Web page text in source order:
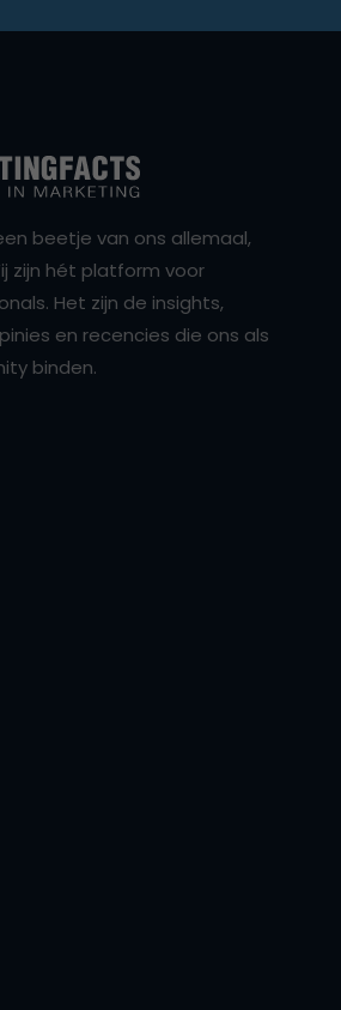
beetje van ons allemaal,
zijn hét platform voor
Het zijn de insights,
en recencies die ons als
binden.